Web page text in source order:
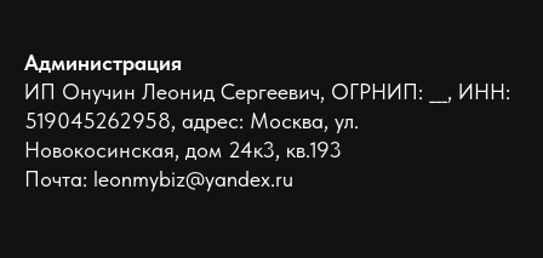
Администрация
ИП Онучин Леонид Сергеевич, ОГРНИП: ___, ИНН:
519045262958, адрес: Москва, ул.
Новокосинская, дом 24к3, кв.193
Почта: leonmybiz@yandex.ru